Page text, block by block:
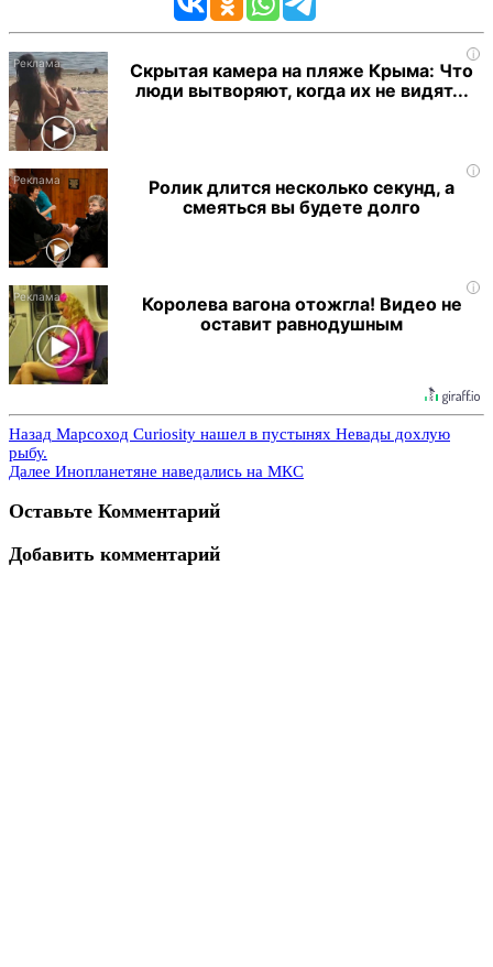
i
Скрытая камера на пляже Крыма: Что
люди вытворяют, когда их не видят...
i
Ролик длится несколько секунд, а
смеяться вы будете долго
i
Королева вагона отожгла! Видео не
оставит равнодушным
Назад Марсоход Curiosity нашел в пустынях Невады дохлую
рыбу.
Далее Инопланетяне наведались на МКС
Оставьте Комментарий
Добавить комментарий